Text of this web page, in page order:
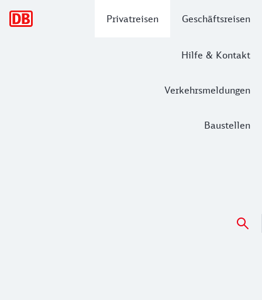
Privatreisen Geschäftsreisen
Hilfe & Kontakt
Verkehrsmeldungen
Baustellen